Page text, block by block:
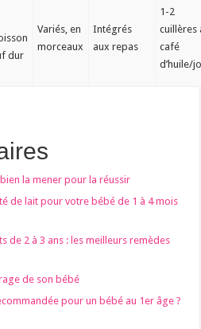
dur
Variés, en
morceaux
Intégrés
aux repas
1-2
cuillères
café
d’huile/
la mener pour la réussir
de lait pour votre bébé de 1 à 4 mois
de 2 à 3 ans : les meilleurs remèdes
de son bébé
pour un bébé au 1er âge ?